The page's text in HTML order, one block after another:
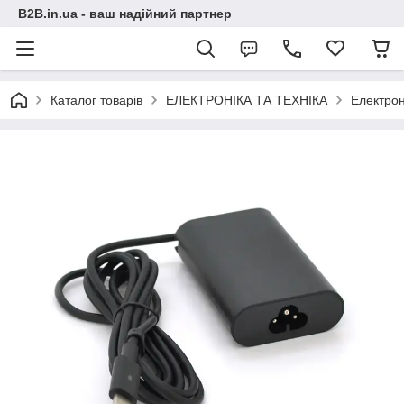
B2B.in.ua - ваш надійний партнер
Каталог товарів ЕЛЕКТРОНІКА ТА ТЕХНІКА